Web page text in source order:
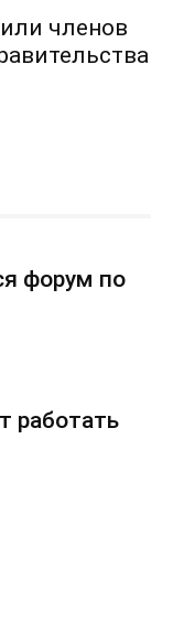
членов
форум по
работать